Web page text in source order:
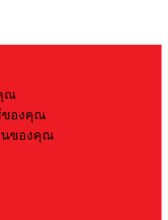
ณ
ของคุณ
นของคุณ